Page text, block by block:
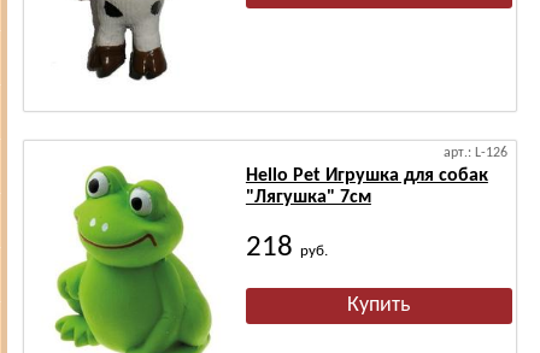
арт.: L-126
Hello Pet Игрушка для собак
"Лягушка" 7см
218 руб.